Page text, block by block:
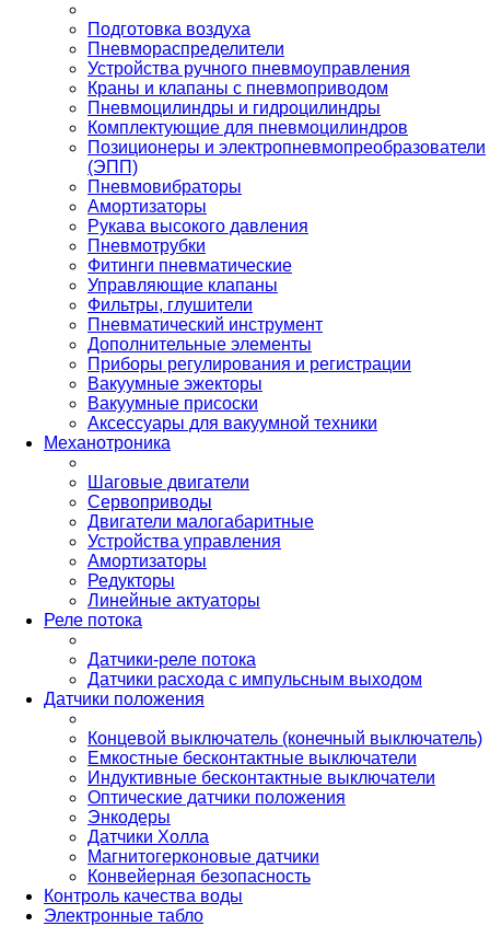
Подготовка воздуха
Пневмораспределители
Устройства ручного пневмоуправления
Краны и клапаны с пневмоприводом
Пневмоцилиндры и гидроцилиндры
Комплектующие для пневмоцилиндров
Позиционеры и электропневмопреобразователи
(ЭПП)
Пневмовибраторы
Амортизаторы
Рукава высокого давления
Пневмотрубки
Фитинги пневматические
Управляющие клапаны
Фильтры, глушители
Пневматический инструмент
Дополнительные элементы
Приборы регулирования и регистрации
Вакуумные эжекторы
Вакуумные присоски
Аксессуары для вакуумной техники
Механотроника
Шаговые двигатели
Сервоприводы
Двигатели малогабаритные
Устройства управления
Амортизаторы
Редукторы
Линейные актуаторы
Реле потока
Датчики-реле потока
Датчики расхода с импульсным выходом
Датчики положения
Концевой выключатель (конечный выключатель)
Емкостные бесконтактные выключатели
Индуктивные бесконтактные выключатели
Оптические датчики положения
Энкодеры
Датчики Холла
Магнитогерконовые датчики
Конвейерная безопасность
Контроль качества воды
Электронные табло